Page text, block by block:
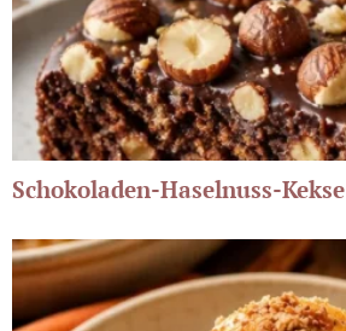
Schokoladen-Haselnuss-Kekse